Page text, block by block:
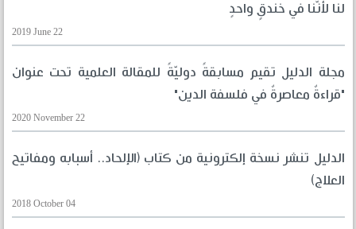
لنا لأنّنا في خندقٍ واحدٍ
2019 June 22
مجلة الدليل تقيم مسابقةً دوليّةً للمقالة العلمية تحت عنوان
"قراءةٌ معاصرةٌ في فلسفة الدين"
2020 November 22
الدليل تنشر نسخة إلكترونية من كتاب (الإلحاد.. أسبابه ومفاتيح
العلاج)
2018 October 04